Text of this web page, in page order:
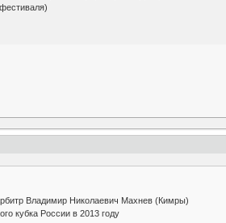
Владимир Николаевич Махнев (Кимры)
кубка России в 2013 году